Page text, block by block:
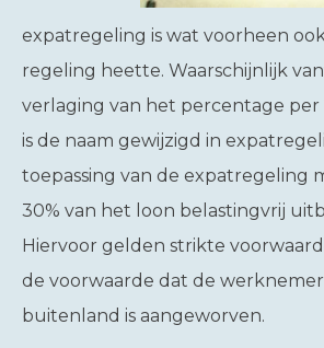
expatregeling is wat voorheen
regeling heette. Waarschijnlijk
verlaging van het percentage per
is de naam gewijzigd in
toepassing van de expatregeling
30% van het loon belastingvrij
Hiervoor gelden strikte
de voorwaarde dat de
buitenland is aangeworven.